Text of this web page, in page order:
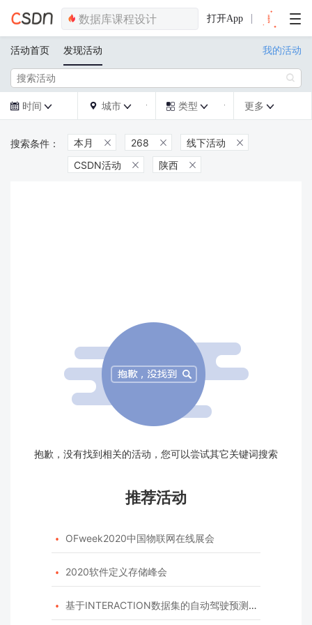
打开App
活动首页 发现活动 我的活动

 时间   城市   类型  更多 
本月  268  线下活动 
CSDN活动  陕西 
抱歉，没有找到相关的活动，您可以尝试其它关键词搜索
推荐活动
 OFweek2020中国物联网在线展会
 2020软件定义存储峰会
 基于INTERACTION数据集的自动驾驶预测模型挑战赛